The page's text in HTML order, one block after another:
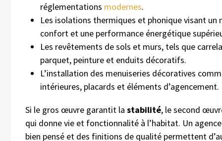
réglementations modernes.
Les isolations thermiques et phonique visant un
confort et une performance énergétique
Les revêtements de sols et murs, tels que
parquet, peinture et enduits décoratifs.
L’installation des menuiseries décoratives
intérieures, placards et éléments d’agencement.
Si le gros œuvre garantit la stabilité, le second
qui donne vie et fonctionnalité à l’habitat. Un
bien pensé et des finitions de qualité permettent